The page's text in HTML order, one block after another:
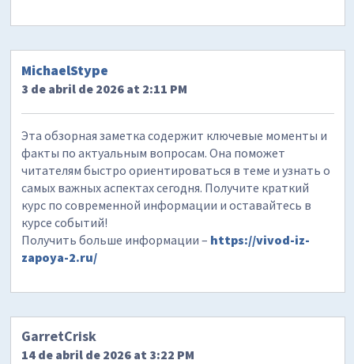
MichaelStype
3 de abril de 2026 at 2:11 PM
Эта обзорная заметка содержит ключевые моменты и
факты по актуальным вопросам. Она поможет
читателям быстро ориентироваться в теме и узнать о
самых важных аспектах сегодня. Получите краткий
курс по современной информации и оставайтесь в
курсе событий!
Получить больше информации – https://vivod-iz-
zapoya-2.ru/
GarretCrisk
14 de abril de 2026 at 3:22 PM